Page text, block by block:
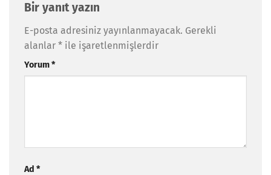
Bir yanıt yazın
E-posta adresiniz yayınlanmayacak. Gerekli
alanlar * ile işaretlenmişlerdir
Yorum*
Ad *